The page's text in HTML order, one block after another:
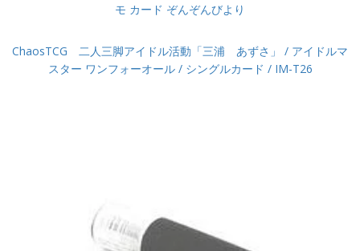
モ カード ぞんぞんびより
ChaosTCG 二人三脚アイドル活動「三浦 あずさ」 / アイドルマ
スター ワンフォーオール / シングルカード / IM-T26